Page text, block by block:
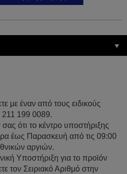
με έναν από τους ειδικούς
211 199 0089.
ότι το κέντρο υποστήριξης
έως Παρασκευή από τις 09:00
αργιών.
Υποστήριξη για το προϊόν
τον Σειριακό Αριθμό στην